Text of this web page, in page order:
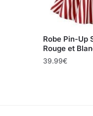
Robe Pin-Up
Rouge et
39.99€